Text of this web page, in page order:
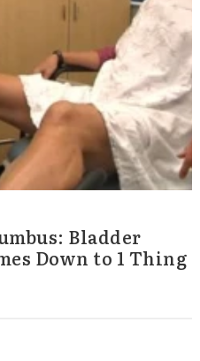
Bladder
Down to 1 Thing